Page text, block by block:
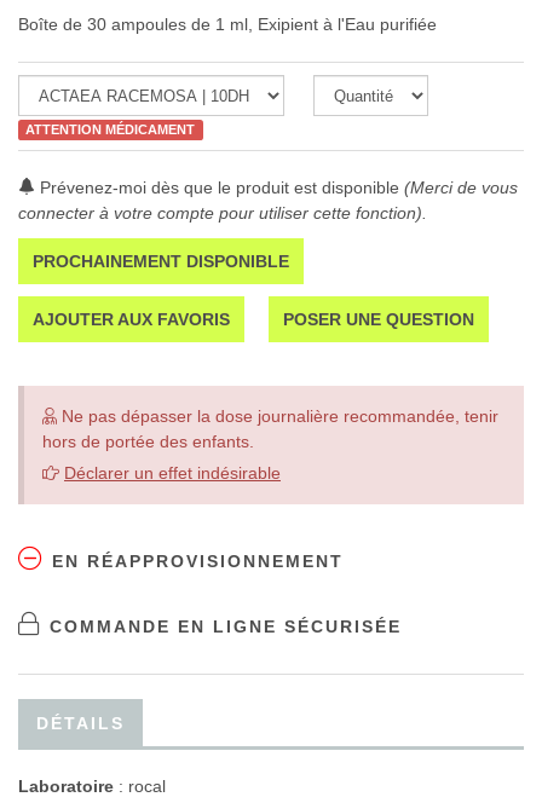
Boîte de 30 ampoules de 1 ml, Exipient à l'Eau purifiée
ATTENTION MÉDICAMENT
Prévenez-moi dès que le produit est disponible (Merci de vous
connecter à votre compte pour utiliser cette fonction).
PROCHAINEMENT DISPONIBLE
AJOUTER AUX FAVORIS POSER UNE QUESTION
Ne pas dépasser la dose journalière recommandée, tenir
hors de portée des enfants.
Déclarer un effet indésirable
EN RÉAPPROVISIONNEMENT
COMMANDE EN LIGNE SÉCURISÉE
DÉTAILS
Laboratoire : rocal